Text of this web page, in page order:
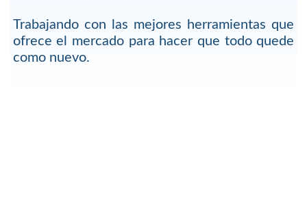
Trabajando con las mejores herramientas que
ofrece el mercado para hacer que todo quede
como nuevo.